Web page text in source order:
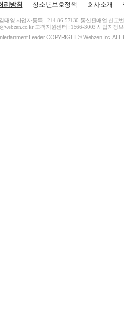
리방침 청소년보호정책 회사소개
태영 사업자등록 : 214-86-57130 통신판매업 신
고객지원센터 : 1566-3003 사업자정
Leader COPYRIGHT© Webzen Inc.